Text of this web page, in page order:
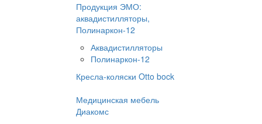
Продукция ЭМО:
аквадистилляторы,
Полинаркон-12
Аквадистилляторы
Полинаркон-12
Кресла-коляски Otto bock
Медицинская мебель
Диакомс